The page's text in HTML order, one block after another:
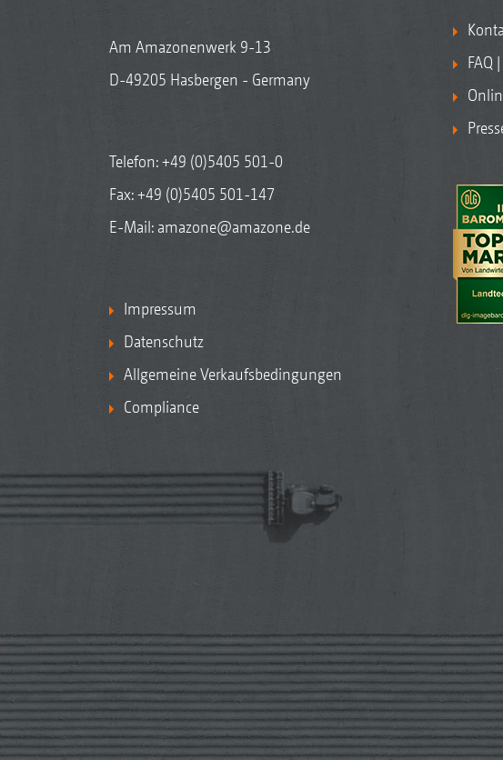
Am Amazonenwerk 9-13
D-49205 Hasbergen - Germany
Telefon:+49 (0)5405 501-0
Fax: +49 (0)5405 501-147
E-Mail: amazone@amazone.de
Impressum
Datenschutz
Allgemeine Verkaufsbedingungen
Compliance
FAQ